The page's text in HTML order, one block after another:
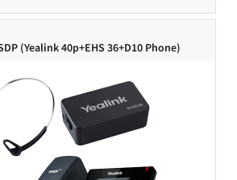
(Yealink 40p+EHS 36+D10 Phone)